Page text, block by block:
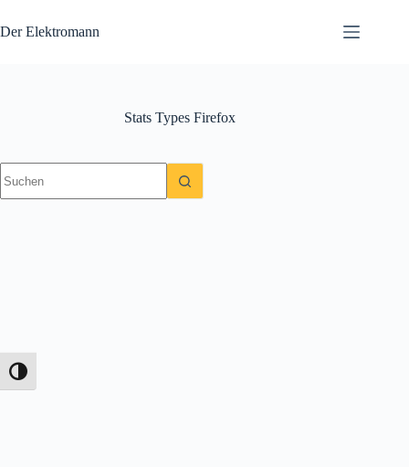
Umschalten auf hohe Kontraste
Inhalt
springen
Der Elektromann
Stats Types Firefox
Ergebnisse